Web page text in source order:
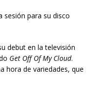
sesión para su disco
debut en la televisión
Get Off Of My Cloud.
hora de variedades, que